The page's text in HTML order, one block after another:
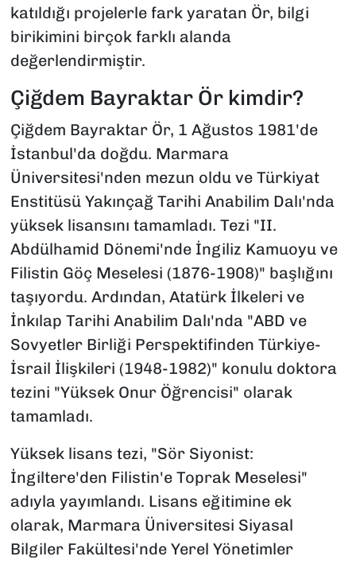
katıldığı projelerle fark yaratan Ör, bilgi
birikimini birçok farklı alanda
değerlendirmiştir.
Çiğdem Bayraktar Ör kimdir?
Çiğdem Bayraktar Ör, 1 Ağustos 1981'de
İstanbul'da doğdu. Marmara
Üniversitesi'nden mezun oldu ve Türkiyat
Enstitüsü Yakınçağ Tarihi Anabilim Dalı'nda
yüksek lisansını tamamladı. Tezi "II.
Abdülhamid Dönemi'nde İngiliz Kamuoyu ve
Filistin Göç Meselesi (1876-1908)" başlığını
taşıyordu. Ardından, Atatürk İlkeleri ve
İnkılap Tarihi Anabilim Dalı'nda "ABD ve
Sovyetler Birliği Perspektifinden Türkiye-
İsrail İlişkileri (1948-1982)" konulu doktora
tezini "Yüksek Onur Öğrencisi" olarak
tamamladı.
Yüksek lisans tezi, "Sör Siyonist:
İngiltere'den Filistin'e Toprak Meselesi"
adıyla yayımlandı. Lisans eğitimine ek
olarak, Marmara Üniversitesi Siyasal
Bilgiler Fakültesi'nde Yerel Yönetimler